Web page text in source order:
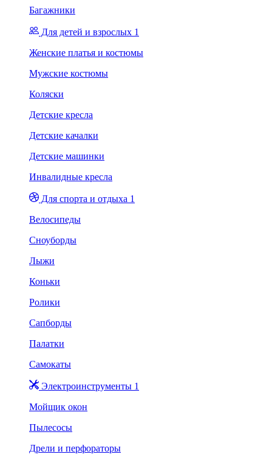
Багажники
Для детей и взрослых 1
Женские платья и костюмы
Мужские костюмы
Коляски
Детские кресла
Детские качалки
Детские машинки
Инвалидные кресла
Для спорта и отдыха 1
Велосипеды
Сноуборды
Лыжи
Коньки
Ролики
Сапборды
Палатки
Самокаты
Электроинструменты 1
Мойщик окон
Пылесосы
Дрели и перфораторы